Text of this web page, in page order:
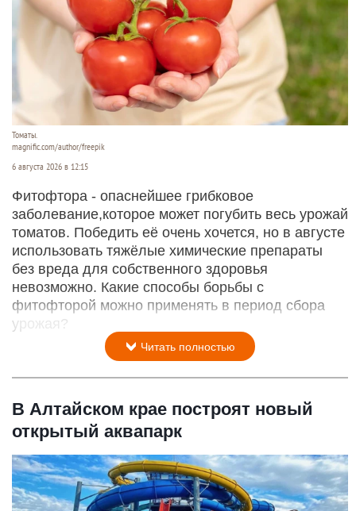
Томаты.
magnific.com/author/freepik
6 августа 2026 в 12:15
Фитофтора - опаснейшее грибковое
заболевание,которое может погубить весь урожай
томатов. Победить её очень хочется, но в августе
использовать тяжёлые химические препараты
без вреда для собственного здоровья
невозможно. Какие способы борьбы с
фитофторой можно применять в период сбора
урожая?
Читать полностью
В Алтайском крае построят новый
открытый аквапарк